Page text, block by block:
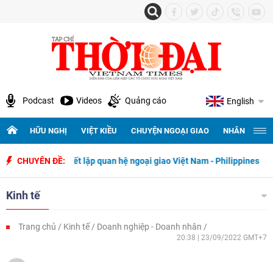
Podcast Videos Quảng cáo English
HỮU NGHỊ VIỆT KIỀU CHUYỆN NGOẠI GIAO NHÂN
CHUYÊN ĐỀ:
thiết lập quan hệ ngoại giao Việt Nam - Philippines 500
Kinh tế
Trang chủ Kinh tế Doanh nghiệp - Doanh nhân
20:38 | 23/09/2022 GMT+7